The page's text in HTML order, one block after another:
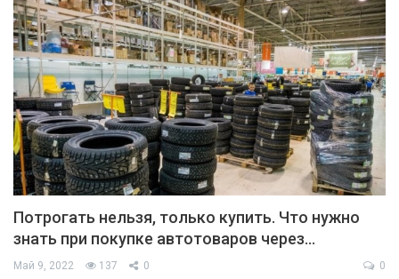
Потрогать нельзя, только купить. Что нужно
знать при покупке автотоваров через…
Май 9, 2022 137 0 0